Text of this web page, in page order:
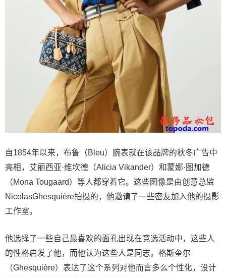
自1854年以来，布鲁（Bleu）腕表就在该品牌的秋冬广告中
亮相，艾丽西亚·维坎德（Alicia Vikander）和蒙娜·图加德
（Mona Tougaard）等人都穿着它。这些图像是由创意总监
NicolasGhesquière拍摄的，他邀请了一些密友加入他的摄影
工作室。
他选择了一些自己最喜欢的面孔出现在竞选活动中，这些人
的性格启发了他，而他认为这些人是同志。格斯奎尔
（Ghesquière）表达了这个系列对他而言多么个性化，设计